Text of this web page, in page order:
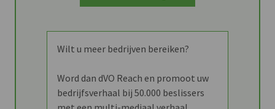
Wilt u meer bedrijven bereiken?
Word dan dVO Reach en promoot uw
bedrijfsverhaal bij 50.000 beslissers